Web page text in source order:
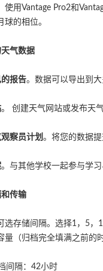
使用Vantage Pro2和
球的相位。
气数据
报告。数据可以导出到
。 创建天气网站或发布天
察员计划 。将您的数据
。与其他学校一起参与学
传输
选存储间隔。选择1，5，
量（归档完全填满之前的
间隔：42小时